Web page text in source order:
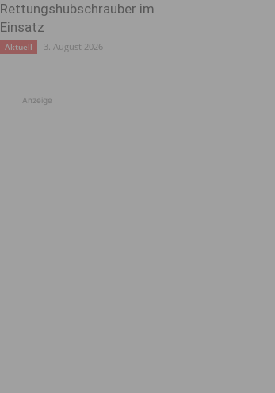
Rettungshubschrauber im
Einsatz
Aktuell 3. August 2026
Anzeige